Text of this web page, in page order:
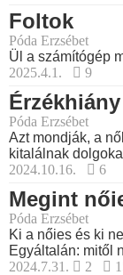
Foltok
Póda Erzsébet
Ül a számítógép
2025.4.1.
9
Érzékhiány
Póda Erzsébet
Azt mondják, a
kitalálnak
2024.10.16.
6
Megint
Póda Erzsébet
Ki a nőies és ki
Egyáltalán: mitől
2024.7.31.
2